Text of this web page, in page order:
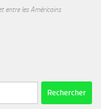
entre les Américains